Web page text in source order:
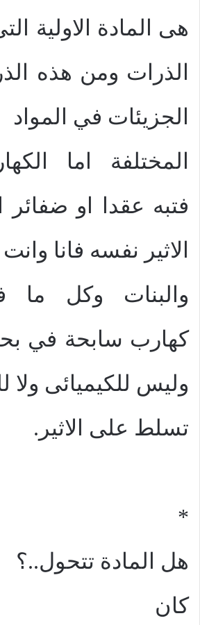
هى المادة الاولية
الذرات ومن هذه
الجزيئات في المواد
المختلفة اما
فتبه عقدا او ضفائر
الاثير نفسه فانا وانت
والبنات وكل ما
كهارب سابحة في
وليس للكيميائى ولا
تسلط على الاثير.
*
هل المادة تتحول..؟
كان